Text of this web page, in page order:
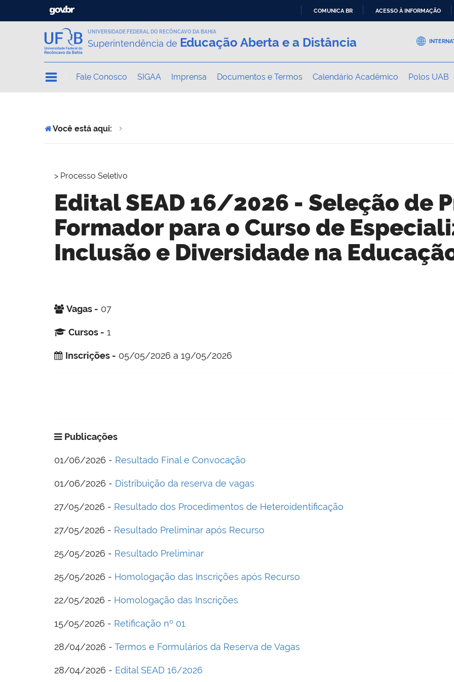
PARA
CONTEÚDO
COMUNICA BR ACESSO À INFORMAÇÃO
UNIVERSIDADE FEDERAL DO RECÔNCAVO DA BAHIA
Superintendência de Educação Aberta e a Distância
Fale Conosco SIGAA Imprensa Documentos e Termos Calendário Acadêmico Polos UAB
Você está aqui:
> Processo Seletivo
Edital SEAD 16/2026 - Seleção de
Formador para o Curso de
Inclusão e Diversidade na
Vagas - 07
Cursos - 1
Inscrições - 05/05/2026 a 19/05/2026
Publicações
01/06/2026 - Resultado Final e Convocação
01/06/2026 - Distribuição da reserva de vagas
27/05/2026 - Resultado dos Procedimentos de Heteroidentificação
27/05/2026 - Resultado Preliminar após Recurso
25/05/2026 - Resultado Preliminar
25/05/2026 - Homologação das Inscrições após Recurso
22/05/2026 - Homologação das Inscrições
15/05/2026 - Retificação nº 01
28/04/2026 - Termos e Formulários da Reserva de Vagas
28/04/2026 - Edital SEAD 16/2026